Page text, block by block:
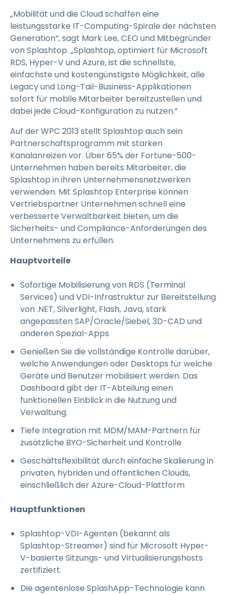
„Mobilität und die Cloud schaffen eine
leistungsstarke IT-Computing-Spirale der nächsten
Generation“, sagt Mark Lee, CEO und Mitbegründer
von Splashtop. „Splashtop, optimiert für Microsoft
RDS, Hyper-V und Azure, ist die schnellste,
einfachste und kostengünstigste Möglichkeit, alle
Legacy und Long-Tail-Business-Applikationen
sofort für mobile Mitarbeiter bereitzustellen und
dabei jede Cloud-Konfiguration zu nutzen.“
Auf der WPC 2013 stellt Splashtop auch sein
Partnerschaftsprogramm mit starken
Kanalanreizen vor. Über 65% der Fortune-500-
Unternehmen haben bereits Mitarbeiter, die
Splashtop in ihren Unternehmensnetzwerken
verwenden. Mit Splashtop Enterprise können
Vertriebspartner Unternehmen schnell eine
verbesserte Verwaltbarkeit bieten, um die
Sicherheits- und Compliance-Anforderungen des
Unternehmens zu erfüllen.
Hauptvorteile
Sofortige Mobilisierung von RDS (Terminal
Services) und VDI-Infrastruktur zur Bereitstellung
von .NET, Silverlight, Flash, Java, stark
angepassten SAP/Oracle/Siebel, 3D-CAD und
anderen Spezial-Apps
Genießen Sie die vollständige Kontrolle darüber,
welche Anwendungen oder Desktops für welche
Geräte und Benutzer mobilisiert werden. Das
Dashboard gibt der IT-Abteilung einen
funktionellen Einblick in die Nutzung und
Verwaltung.
Tiefe Integration mit MDM/MAM-Partnern für
zusätzliche BYO-Sicherheit und Kontrolle
Geschäftsflexibilität durch einfache Skalierung in
privaten, hybriden und öffentlichen Clouds,
einschließlich der Azure-Cloud-Plattform
Hauptfunktionen
Splashtop-VDI-Agenten (bekannt als
Splashtop-Streamer) sind für Microsoft Hyper-
V-basierte Sitzungs- und Virtualisierungshosts
zertifiziert.
Die agentenlose SplashApp-Technologie kann